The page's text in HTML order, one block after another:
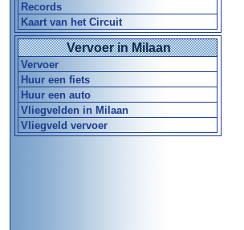
Records
Kaart van het Circuit
Vervoer in Milaan
Vervoer
Huur een fiets
Huur een auto
Vliegvelden in Milaan
Vliegveld vervoer